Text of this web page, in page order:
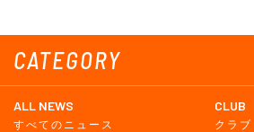
CATEGORY
ALL NEWS
すべてのニュース
CLUB
クラブ